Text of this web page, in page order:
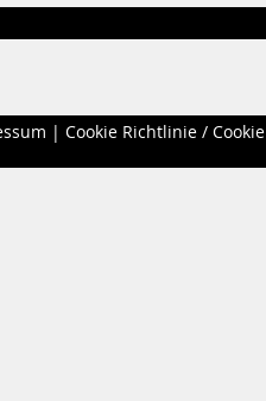
| Cookie Richtlinie /